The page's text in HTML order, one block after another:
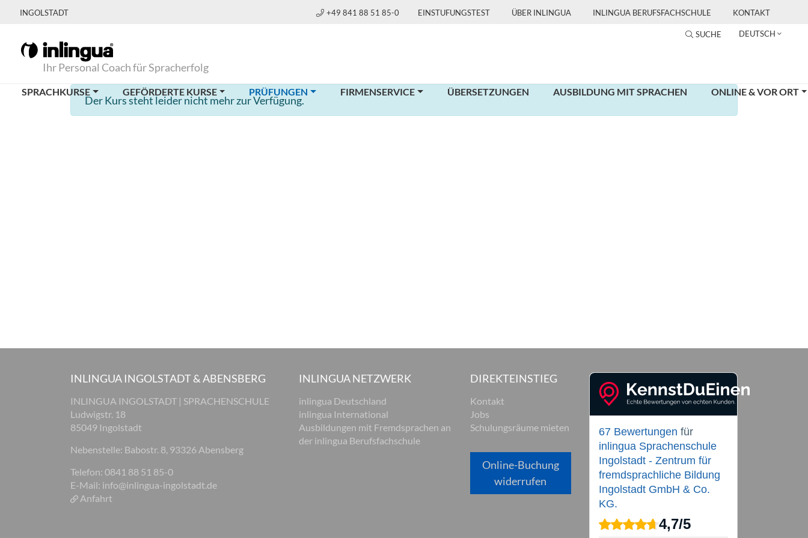
INGOLSTADT +49 841 88 51 85-0 EINSTUFUNGSTEST ÜBER INLINGUA INLINGUA BERUFSFACHSCHULE KONTAKT
SUCHE DEUTSCH
Ihr Personal Coach für Spracherfolg
SPRACHKURSE GEFÖRDERTE KURSE PRÜFUNGEN (CURRENT)FIRMENSERVICE ÜBERSETZUNGEN AUSBILDUNG MIT SPRACHEN ONLINE & VOR ORT
Der Kurs steht leider nicht mehr zur Verfügung.
INLINGUA INGOLSTADT & ABENSBERG
INLINGUA INGOLSTADT | SPRACHENSCHULE
Ludwigstr. 18
85049 Ingolstadt
Nebenstelle: Babostr. 8, 93326 Abensberg
Telefon: 0841 88 51 85-0
E-Mail: info@inlingua-ingolstadt.de
Anfahrt
INLINGUA NETZWERK
inlingua Deutschland
inlingua International
Ausbildungen mit Fremdsprachen an
der inlingua Berufsfachschule
DIREKTEINSTIEG
Kontakt
Jobs
Schulungsräume mieten
Online-Buchung
widerrufen
67 Bewertungen für
inlingua Sprachenschule
Ingolstadt - Zentrum für
fremdsprachliche Bildung
Ingolstadt GmbH & Co.
KG.
4,7/5